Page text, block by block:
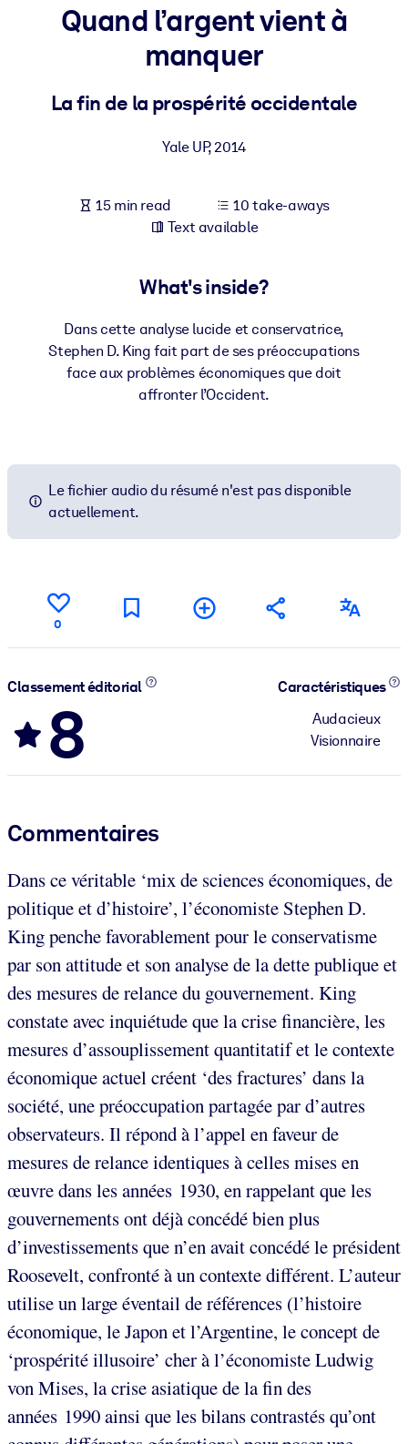
Bring bite-sized, verified knowledge into your LMS/LXP for
learning results.
For Corporate Libraries
knowledge.
Quand l’argent vient à
manquer
La fin de la prospérité occidentale
Yale UP,2014
15 min read
10 take-aways
Text available
What's inside?
Dans cette analyse lucide et conservatrice,
Stephen D. King fait part de ses préoccupations
face aux problèmes économiques que doit
affronter l’Occident.
Le fichier audio du résumé n'est pas disponible
actuellement.
0
Classement éditorial
8
Caractéristiques
Audacieux
Visionnaire
Commentaires
Dans ce véritable ‘mix de sciences économiques, de
politique et d’histoire’, l’économiste Stephen D.
King penche favorablement pour le conservatisme
par son attitude et son analyse de la dette publique et
des mesures de relance du gouvernement. King
constate avec inquiétude que la crise financière, les
mesures d’assouplissement quantitatif et le contexte
économique actuel créent ‘des fractures’ dans la
société, une préoccupation partagée par d’autres
observateurs. Il répond à l’appel en faveur de
mesures de relance identiques à celles mises en
œuvre dans les années 1930, en rappelant que les
gouvernements ont déjà concédé bien plus
d’investissements que n’en avait concédé le président
Roosevelt, confronté à un contexte différent. L’auteur
utilise un large éventail de références (l’histoire
économique, le Japon et l’Argentine, le concept de
‘prospérité illusoire’ cher à l’économiste Ludwig
von Mises, la crise asiatique de la fin des
années 1990 ainsi que les bilans contrastés qu’ont